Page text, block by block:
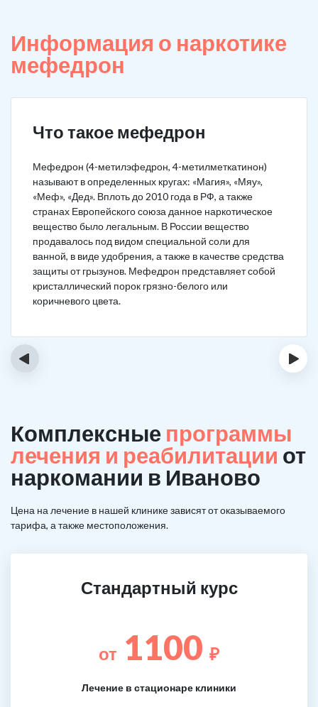
Информация о наркотике
мефедрон
Что такое мефедрон
Мефедрон (4-метилэфедрон, 4-метилметкатинон)
называют в определенных кругах: «Магия», «Мяу»,
«Меф», «Дед». Вплоть до 2010 года в РФ, а также
странах Европейского союза данное наркотическое
вещество было легальным. В России вещество
продавалось под видом специальной соли для
ванной, в виде удобрения, а также в качестве средства
защиты от грызунов. Мефедрон представляет собой
кристаллический порок грязно-белого или
коричневого цвета.
‹ ›
Комплексные программы
лечения и реабилитации от
наркомании в Иваново
Цена на лечение в нашей клинике зависят от оказываемого
тарифа, а также местоположения.
Стандартный курс
от 1100 ₽
Лечение в стационаре клиники